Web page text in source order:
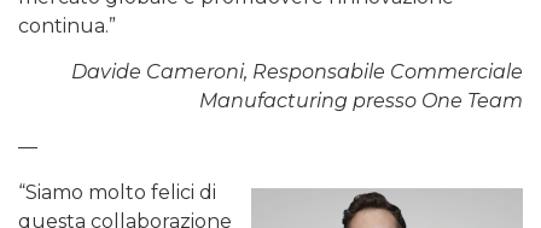
continua.”
Davide Cameroni, Responsabile Commerciale
Manufacturing presso One Team
—
“Siamo molto felici di
questa collaborazione